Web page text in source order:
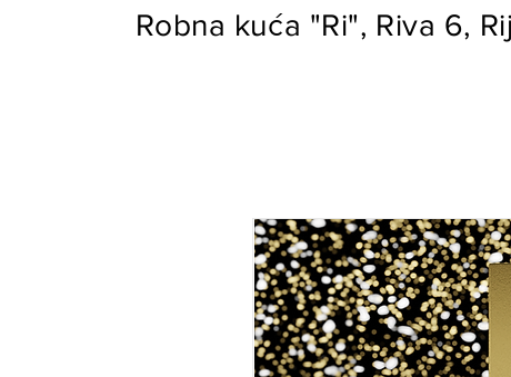
Robna kuća "Ri", Riva 6,